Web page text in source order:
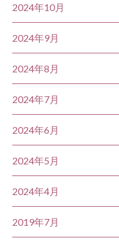
2024年10月
2024年9月
2024年8月
2024年7月
2024年6月
2024年5月
2024年4月
2019年7月